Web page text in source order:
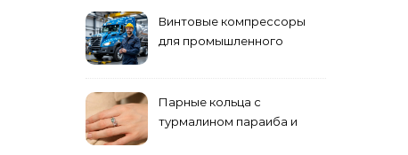
Винтовые компрессоры
для промышленного
Парные кольца с
турмалином параиба и